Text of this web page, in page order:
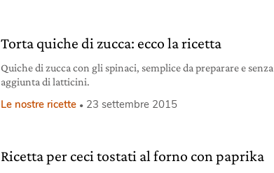
Torta quiche di zucca: ecco la ricetta
Quiche di zucca con gli spinaci, semplice da preparare e senza
aggiunta di latticini.
Le nostre ricette 23 settembre 2015
Ricetta per ceci tostati al forno con paprika